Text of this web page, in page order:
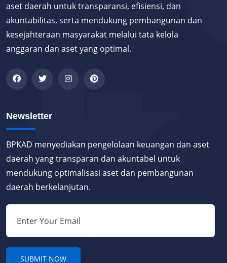
aset daerah untuk transparansi, efisiensi, dan
akuntabilitas, serta mendukung pembangunan dan
kesejahteraan masyarakat melalui tata kelola
anggaran dan aset yang optimal.
Newsletter
BPKAD menyediakan pengelolaan keuangan dan aset
daerah yang transparan dan akuntabel untuk
mendukung optimalisasi aset dan pembangunan
daerah berkelanjutan.